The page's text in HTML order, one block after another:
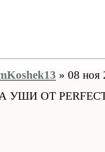
» 08 ноя
ОТ